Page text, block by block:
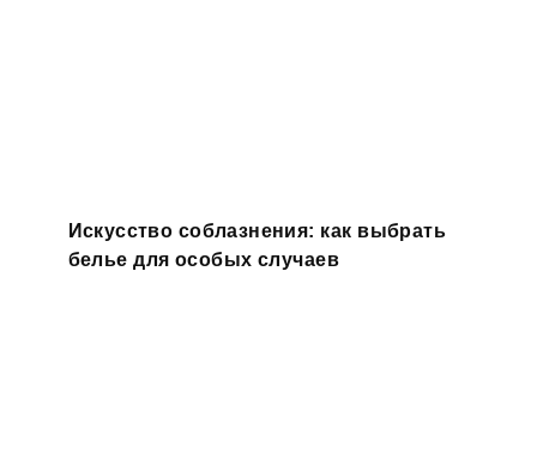
Искусство соблазнения: как выбрать
белье для особых случаев